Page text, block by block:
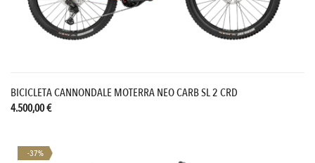
BICICLETA CANNONDALE MOTERRA NEO CARB SL 2 CRD
4.500,00 €
¡En oferta!
-37%